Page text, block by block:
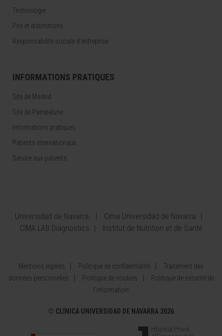
Technologie
Prix et distinctions
Responsabilité sociale d'entreprise
INFORMATIONS PRATIQUES
Site de Madrid
Site de Pampelune
Informations pratiques
Patients internationaux
Service aux patients
Universidad de Navarra
Cima Universidad de Navarra
CIMA LAB Diagnostics
Institut de Nutrition et de Santé
Mentions légales Politique de confidentialité
Traitement des
données personnelles
Politique de cookies
Politique de sécurité de
l’information
© CLÍNICA UNIVERSIDAD DE NAVARRA 2026